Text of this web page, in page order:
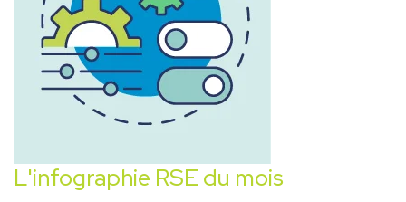
L'infographie RSE du mois